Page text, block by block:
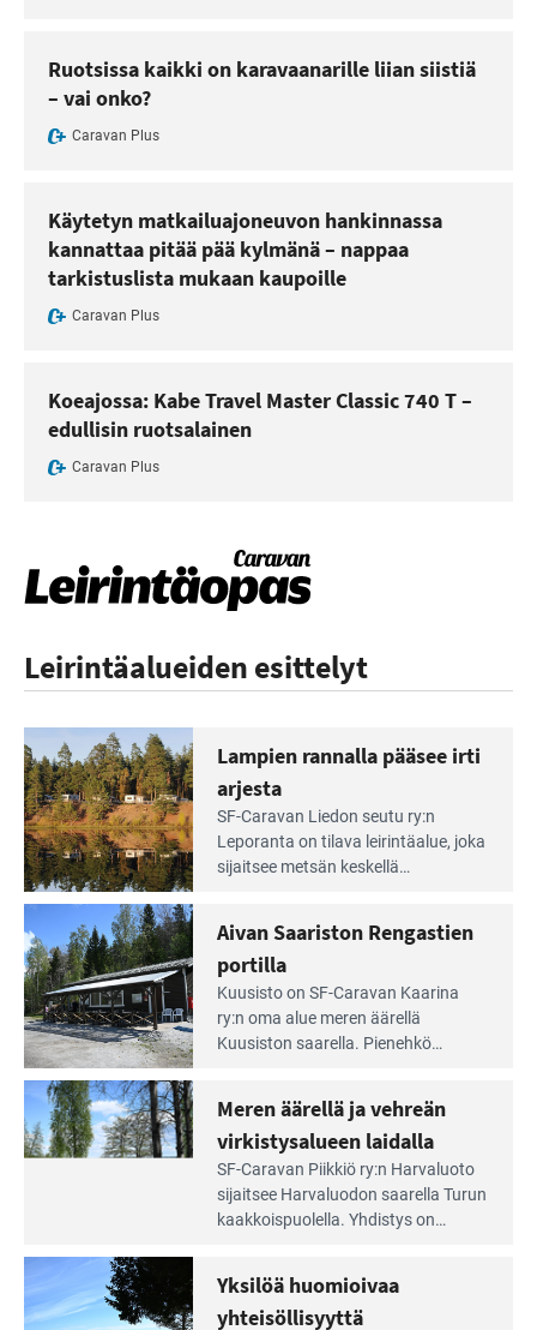
Ruotsissa kaikki on karavaanarille liian siistiä
– vai onko?
Caravan Plus
Käytetyn matkailuajoneuvon hankinnassa
kannattaa pitää pää kylmänä – nappaa
tarkistuslista mukaan kaupoille
Caravan Plus
Koeajossa: Kabe Travel Master Classic 740 T –
edullisin ruotsalainen
Caravan Plus
Leirintäalueiden esittelyt
Lue
Leirintäoppaan
artikkeli:
Lampien
rannalla
pääsee
irti
arjesta
Lampien rannalla pääsee irti
arjesta
SF-Caravan Liedon seutu ry:n
Leporanta on tilava leirintäalue, joka
sijaitsee metsän kes­kellä
tarjoaa ympäris­töineen kauniit
maisemat ja loistavat virkistäytymis­
mahdollisuudet.
Lue
Leirintäoppaan
artikkeli:
Aivan
Saariston
Rengastien
portilla
Aivan Saariston Rengastien
portilla
Kuusisto on SF-Caravan Kaarina
ry:n oma alue meren äärellä
Kuusiston saarella. Pie­nehkö
äärellä
ja
vehreän
Meren äärellä ja vehreän
virkistysalueen laidalla
SF-Caravan Piikkiö ry:n Harvaluoto
sijait­see Harvaluodon saarella Turun
kaakkois­puolella. Yhdistys on
virkistysalueesta.
Yksilöä huomioivaa
yhteisöllisyyttä